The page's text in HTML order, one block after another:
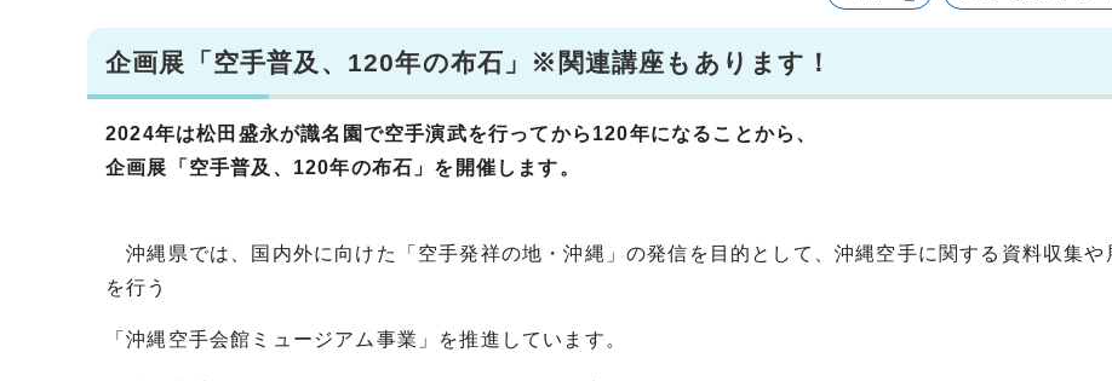
企画展「空手普及、120年の布石」※関連講座もあります！
2024年は松田盛永が識名園で空手演武を行ってから120年になることから、
企画展「空手普及、120年の布石」を開催します。
沖縄県では、国内外に向けた「空手発祥の地・沖縄」の発信を目的として、沖縄空手に関する資料収集や
を行う
「沖縄空手会館ミュージアム事業」を推進しています。